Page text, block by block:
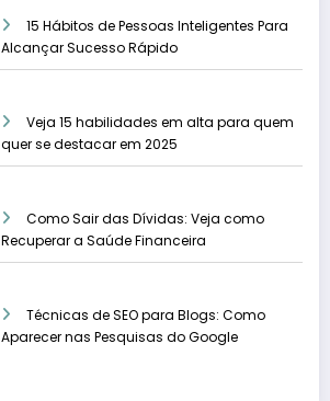
15 Hábitos de Pessoas Inteligentes Para
Alcançar Sucesso Rápido
Veja 15 habilidades em alta para quem
quer se destacar em 2025
Como Sair das Dívidas: Veja como
Recuperar a Saúde Financeira
Técnicas de SEO para Blogs: Como
Aparecer nas Pesquisas do Google